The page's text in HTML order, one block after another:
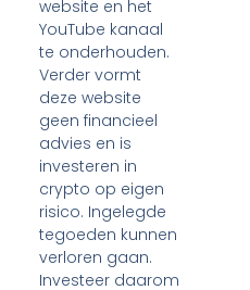
website en het
YouTube kanaal
te onderhouden.
Verder vormt
deze website
geen financieel
advies en is
investeren in
crypto op eigen
risico. Ingelegde
tegoeden kunnen
verloren gaan.
Investeer daarom